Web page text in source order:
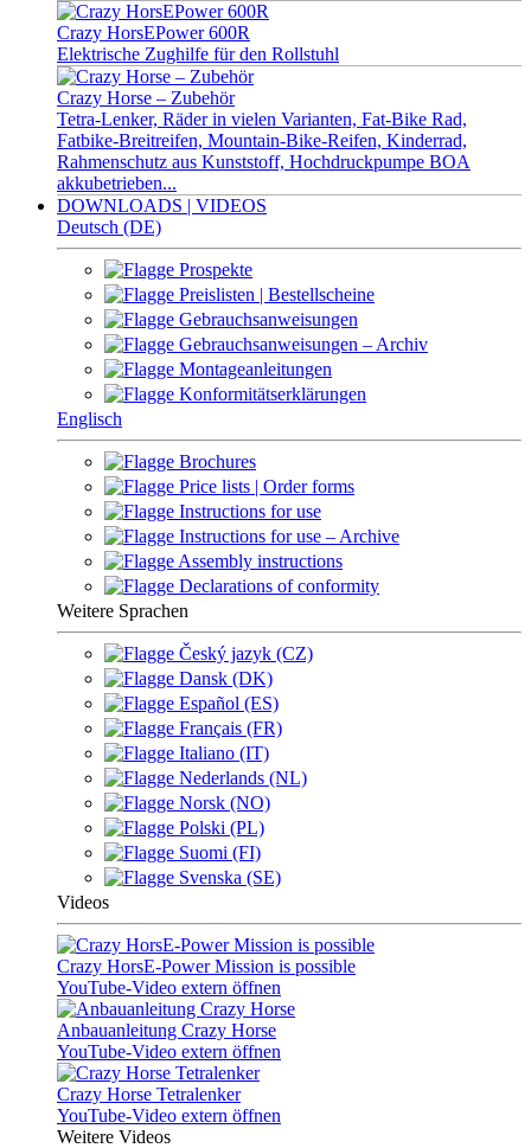
Crazy HorsEPower 600R
Elektrische Zughilfe für den Rollstuhl
Crazy Horse – Zubehör
Tetra-Lenker, Räder in vielen Varianten, Fat-Bike Rad,
Fatbike-Breitreifen, Mountain-Bike-Reifen, Kinderrad,
Rahmenschutz aus Kunststoff, Hochdruckpumpe BOA
akkubetrieben...
DOWNLOADS | VIDEOS
Deutsch (DE)
Prospekte
Preislisten | Bestellscheine
Gebrauchsanweisungen
Gebrauchsanweisungen – Archiv
Montageanleitungen
Konformitätserklärungen
Englisch
Brochures
Price lists | Order forms
Instructions for use
Instructions for use – Archive
Assembly instructions
Declarations of conformity
Weitere Sprachen
Český jazyk (CZ)
Dansk (DK)
Español (ES)
Français (FR)
Italiano (IT)
Nederlands (NL)
Norsk (NO)
Polski (PL)
Suomi (FI)
Svenska (SE)
Videos
Crazy HorsE-Power Mission is possible
YouTube-Video extern öffnen
Anbauanleitung Crazy Horse
YouTube-Video extern öffnen
Crazy Horse Tetralenker
YouTube-Video extern öffnen
Weitere Videos